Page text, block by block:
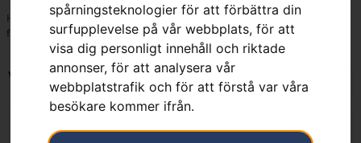
spårningsteknologier för att förbättra din
surfupplevelse på vår webbplats, för att
visa dig personligt innehåll och riktade
annonser, för att analysera vår
webbplatstrafik och för att förstå var våra
besökare kommer ifrån.
Hem Sortiment»Oljor, bränslen & smörjmedel»Bränsledunkar och
fyllutrustning
Visar alla 11 resultat